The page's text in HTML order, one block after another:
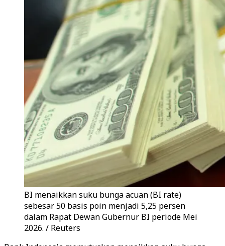
BI menaikkan suku bunga acuan (BI rate)
sebesar 50 basis poin menjadi 5,25 persen
dalam Rapat Dewan Gubernur BI periode Mei
2026. / Reuters